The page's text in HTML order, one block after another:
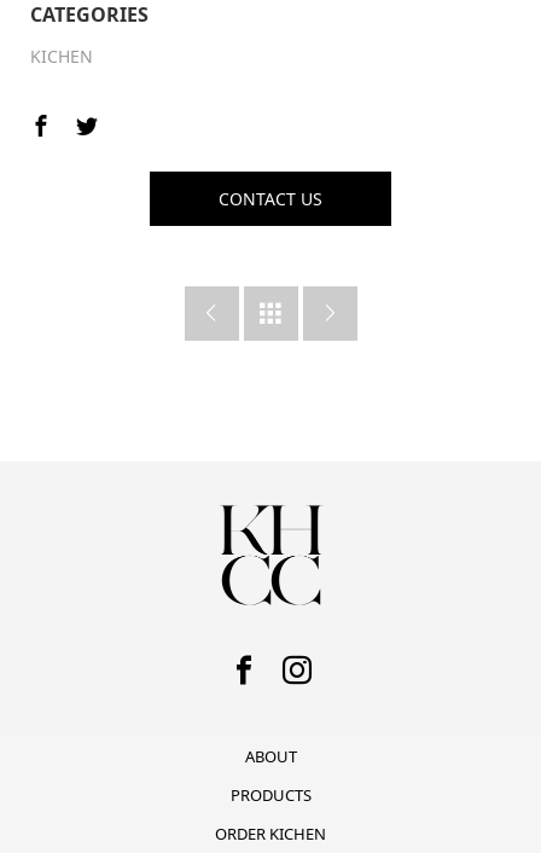
CATEGORIES
KICHEN
CONTACT US
  
ABOUT
PRODUCTS
ORDER KICHEN